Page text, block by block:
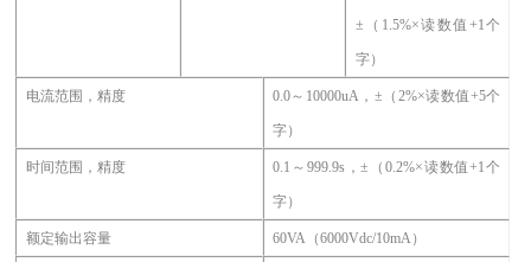
±（1.5%×读数值+1个
字）
电流范围 ， 精度 0.0～10000uA，±（2%×读数值+5个
字）
时间范围，精度 0.1 ～999.9s，±（0.2%×读数值+1个
字）
额定输出容量 60VA （6000Vdc/10mA）